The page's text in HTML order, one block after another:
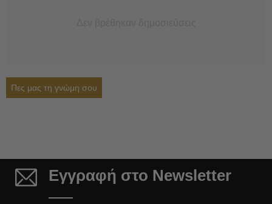
Πες μας τη γνώμη σου
Εγγραφή στο Newsletter